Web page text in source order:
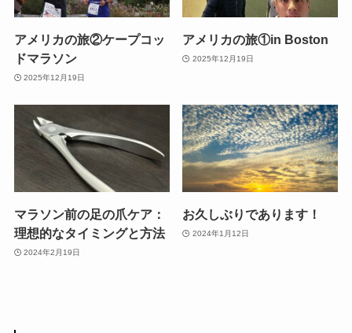
アメリカの旅②ケープコッ
ドマラソン
2025年12月19日
アメリカの旅①in Boston
2025年12月19日
マラソン前の足の爪ケア：
理想的なタイミングと方法
2024年2月19日
お久しぶりであります！
2024年1月12日